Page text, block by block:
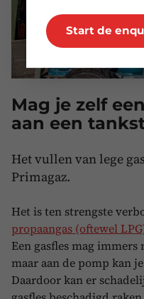
Start de
Mag je zelf
aan een
Het vullen van lege
Primagaz.
Het is ten strengste
propaangas (oftewel
Een gasfles mag
maar aan de pomp kan
Daardoor kan er